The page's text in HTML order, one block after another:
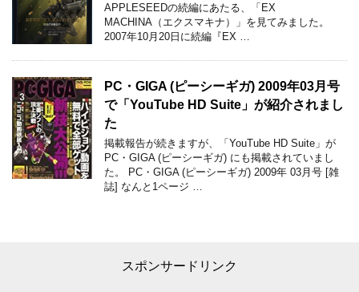
APPLESEEDの続編にあたる、「EX
MACHINA（エクスマキナ）」を見てみました。
2007年10月20日に続編『EX …
PC・GIGA (ピーシーギガ) 2009年03月号
で「YouTube HD Suite」が紹介されまし
た
掲載報告が続きますが、「YouTube HD Suite」が
PC・GIGA (ピーシーギガ) にも掲載されていまし
た。 PC・GIGA (ピーシーギガ) 2009年 03月号 [雑
誌] なんと1ページ …
スポンサードリンク